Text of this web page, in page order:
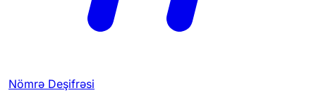
Nömrə Deşifrəsi